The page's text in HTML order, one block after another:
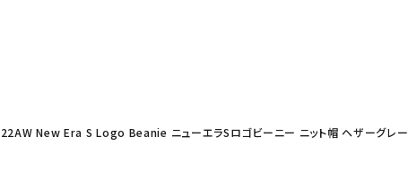
New Era S Logo Beanie ニューエラSロゴビーニー ニット帽 ヘザーグレー